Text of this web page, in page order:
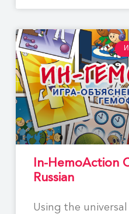
In-HemoAction
Russian
Using the